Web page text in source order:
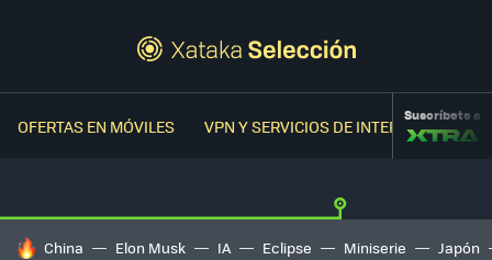
OFERTAS EN MÓVILES VPN Y SERVICIOS DE INTERNETSuscríbete a
HOY SE HABLA DE
China Elon Musk IA Eclipse Miniserie Japón